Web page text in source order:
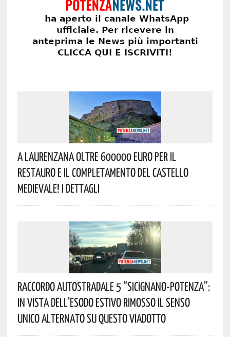
A Laurenzana Oltre 600000 Euro Per Il
Restauro E Il Completamento Del Castello
Medievale! I Dettagli
Raccordo Autostradale 5 “Sicignano-Potenza”:
In Vista Dell’esodo Estivo Rimosso Il Senso
Unico Alternato Su Questo Viadotto